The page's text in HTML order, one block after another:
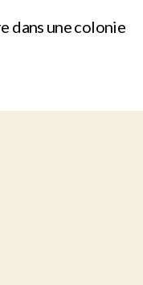
dans une colonie